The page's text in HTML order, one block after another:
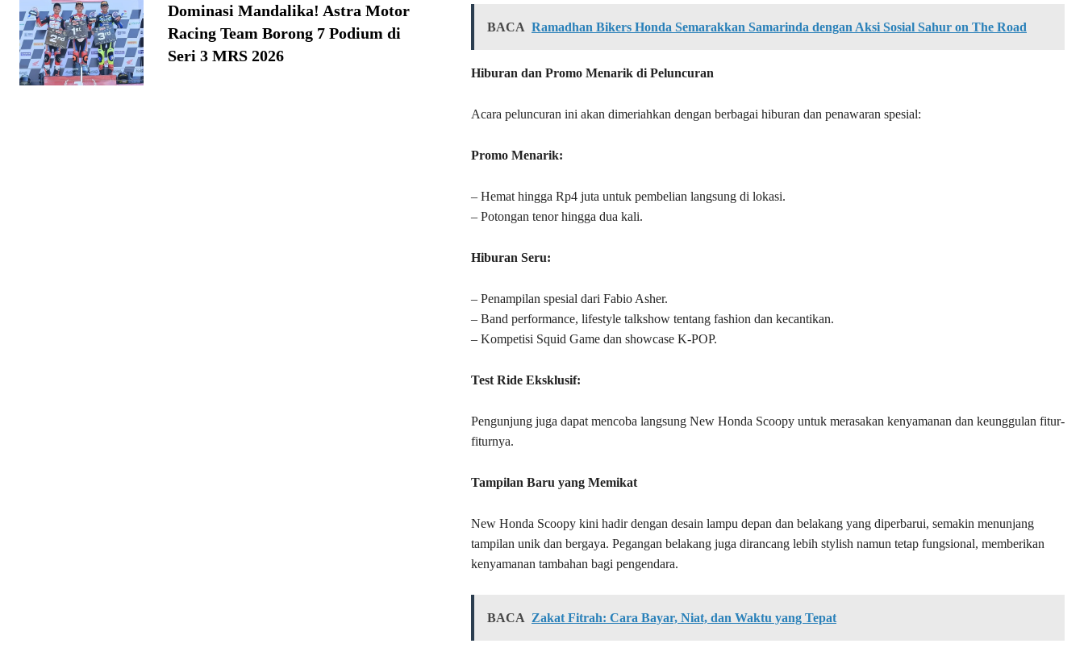
Dominasi Mandalika! Astra Motor
Racing Team Borong 7 Podium di
Seri 3 MRS 2026
BACA Ramadhan Bikers Honda Semarakkan Samarinda dengan Aksi Sosial Sahur on The Road
Hiburan dan Promo Menarik di Peluncuran
Acara peluncuran ini akan dimeriahkan dengan berbagai hiburan dan penawaran spesial:
Promo Menarik:
– Hemat hingga Rp4 juta untuk pembelian langsung di lokasi.
– Potongan tenor hingga dua kali.
Hiburan Seru:
– Penampilan spesial dari Fabio Asher.
– Band performance, lifestyle talkshow tentang fashion dan kecantikan.
– Kompetisi Squid Game dan showcase K-POP.
Test Ride Eksklusif:
Pengunjung juga dapat mencoba langsung New Honda Scoopy untuk merasakan kenyamanan dan keunggulan fitur-
fiturnya.
Tampilan Baru yang Memikat
New Honda Scoopy kini hadir dengan desain lampu depan dan belakang yang diperbarui, semakin menunjang
tampilan unik dan bergaya. Pegangan belakang juga dirancang lebih stylish namun tetap fungsional, memberikan
kenyamanan tambahan bagi pengendara.
BACA Zakat Fitrah: Cara Bayar, Niat, dan Waktu yang Tepat